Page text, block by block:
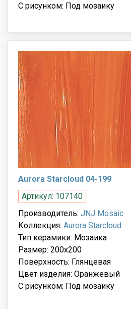
С рисунком: Под мозаику
Aurora Starcloud 04-199
Артикул: 107140
Производитель: JNJ Mosaic
Коллекция: Aurora Starcloud
Тип керамики: Мозаика
Размер: 200x200
Поверхность: Глянцевая
Цвет изделия: Оранжевый
С рисунком: Под мозаику